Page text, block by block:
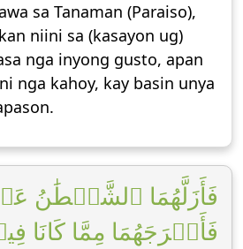
sa Tanaman (Paraiso),
niini sa (kasayon ug)
nga inyong gusto, apan
nga kahoy, kay basin unya
فَأَزَلَّهُمَا ٱلشَّيۡطَٰنُ
فَأَخۡرَجَهُمَا مِمَّا كَانَا